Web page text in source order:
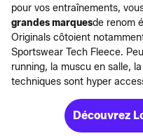
pour vos entraînements,
grandes marquesde renom
Originals côtoient
Sportswear Tech Fleece.
running, la muscu en salle,
techniques sont hyper
Découvrez